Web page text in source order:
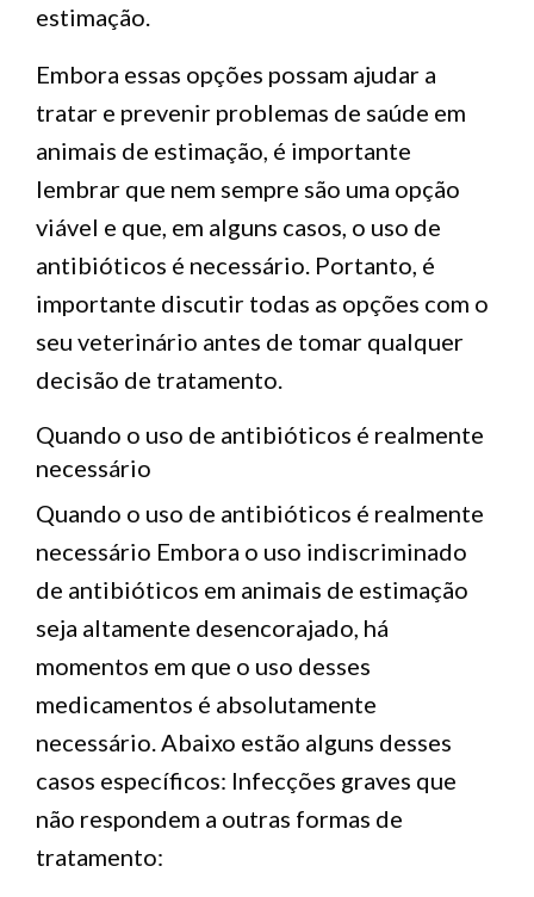
estimação.
Embora essas opções possam ajudar a
tratar e prevenir problemas de saúde em
animais de estimação, é importante
lembrar que nem sempre são uma opção
viável e que, em alguns casos, o uso de
antibióticos é necessário. Portanto, é
importante discutir todas as opções com o
seu veterinário antes de tomar qualquer
decisão de tratamento.
Quando o uso de antibióticos é realmente
necessário
Quando o uso de antibióticos é realmente
necessário Embora o uso indiscriminado
de antibióticos em animais de estimação
seja altamente desencorajado, há
momentos em que o uso desses
medicamentos é absolutamente
necessário. Abaixo estão alguns desses
casos específicos: Infecções graves que
não respondem a outras formas de
tratamento: